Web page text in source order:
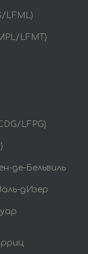
LFML)
LFMT)
LFPG)
де-Бельвиль
дИзер